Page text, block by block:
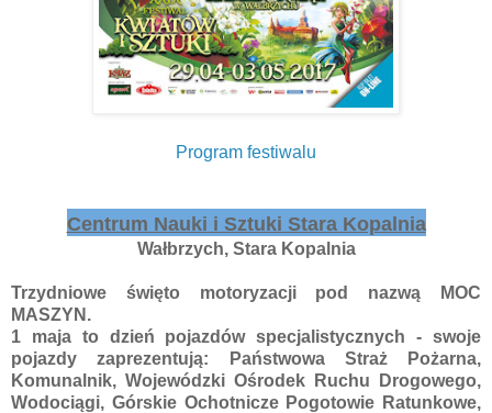
Program festiwalu
Centrum Nauki i Sztuki Stara Kopalnia
Wałbrzych, Stara Kopalnia
Trzydniowe święto motoryzacji pod nazwą MOC
MASZYN.
1 maja to dzień pojazdów specjalistycznych - swoje
pojazdy zaprezentują: Państwowa Straż Pożarna,
Komunalnik, Wojewódzki Ośrodek Ruchu Drogowego,
Wodociągi, Górskie Ochotnicze Pogotowie Ratunkowe,